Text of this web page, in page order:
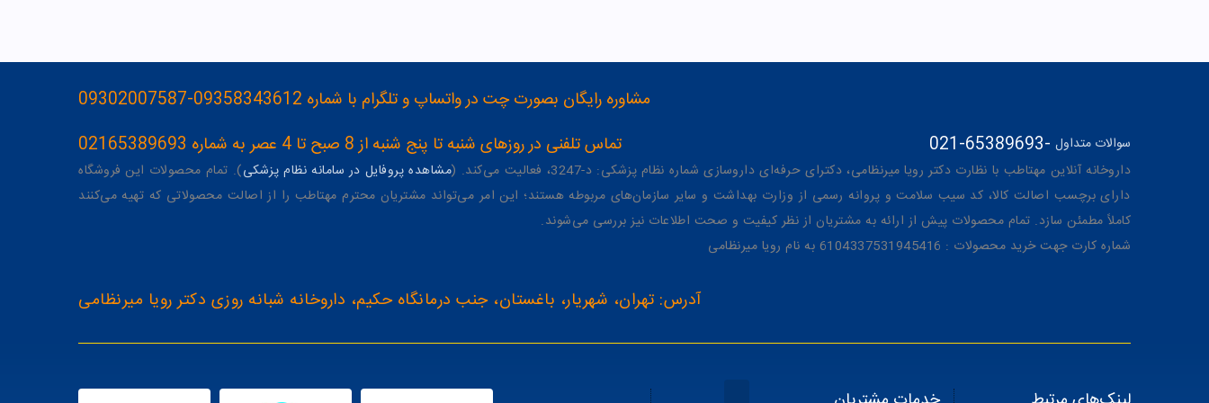
مشاوره رایگان بصورت چت در واتساپ و تلگرام با شماره 09358343612-09302007587
تماس تلفنی در روزهای شنبه تا پنج شنبه از 8 صبح تا 4 عصر به شماره 02165389693
021-65389693 سوالات متداول -
داروخانه آنلاین مهتاطب با نظارت دکتر رویا میرنظامی، دکترای حرفه‌ای داروسازی شماره نظام پزشکی: د-3247، فعالیت می‌کند. ( مشاهده پروفایل در سامانه نظام پزشکی). تمام محصولات این فروشگاه
دارای برچسب اصالت کالا، کد سیب سلامت و پروانه رسمی از وزارت بهداشت و سایر سازمان‌های مربوطه هستند؛ این امر می‌تواند مشتریان محترم مهتاطب را از اصالت محصولاتی که تهیه می‌کنند
کاملاً مطمئن سازد. تمام محصولات پیش از ارائه به مشتریان از نظر کیفیت و صحت اطلاعات نیز بررسی می‌شوند.
شماره کارت جهت خرید محصولات : 6104337531945416 به نام رویا میرنظامی
آدرس: تهران، شهریار، باغستان، جنب درمانگاه حکیم، داروخانه شبانه روزی دکتر رویا میرنظامی